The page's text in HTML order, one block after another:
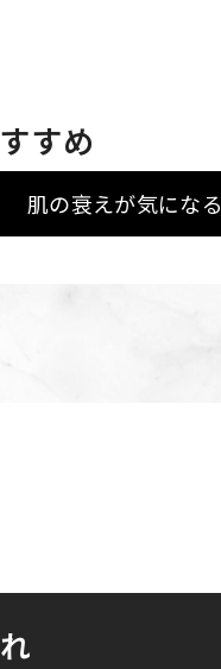
すめ
肌の衰えが気になる